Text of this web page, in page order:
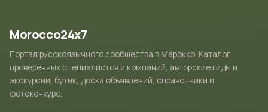
Morocco24x7
Портал русскоязычного сообщества в Марокко. Каталог
проверенных специалистов и компаний, авторские гиды и
экскурсии, бутик, доска объявлений, справочники и
фотоконкурс.